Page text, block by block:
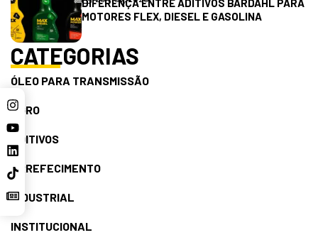
DIFERENÇA ENTRE ADITIVOS BARDAHL PARA
MOTORES FLEX, DIESEL E GASOLINA
CATEGORIAS
ÓLEO PARA TRANSMISSÃO
AGRO
ADITIVOS
ARREFECIMENTO
INDUSTRIAL
INSTITUCIONAL